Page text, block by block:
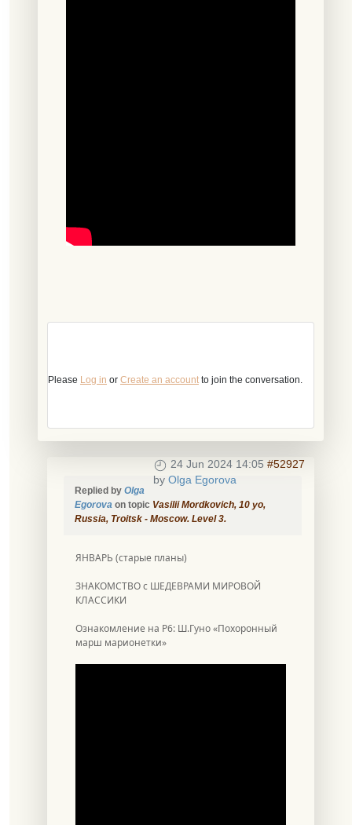
Please Log in or Create an accountto join the conversation.
24 Jun 2024 14:05 #52927
by Olga Egorova
Replied by Olga
Egorova on topic Vasilii Mordkovich, 10 уо,
Russia, Troitsk - Moscow. Level 3.
ЯНВАРЬ (старые планы)
ЗНАКОМСТВО с ШЕДЕВРАМИ МИРОВОЙ
КЛАССИКИ
Ознакомление на Р6: Ш.Гуно «Похоронный
марш марионетки»